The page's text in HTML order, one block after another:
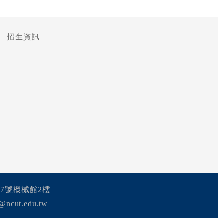
招生資訊
號機械館2樓